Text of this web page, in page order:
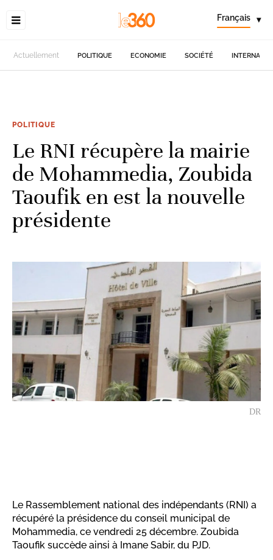
Français ▾
Actuellement POLITIQUE ECONOMIE SOCIÉTÉ
POLITIQUE
Le RNI récupère la mairie
de Mohammedia, Zoubida
Taoufik en est la nouvelle
présidente
DR
Le Rassemblement national des indépendants (RNI) a
récupéré la présidence du conseil municipal de
Mohammedia, ce vendredi 25 décembre. Zoubida
Taoufik succède ainsi à Imane Sabir, du PJD.